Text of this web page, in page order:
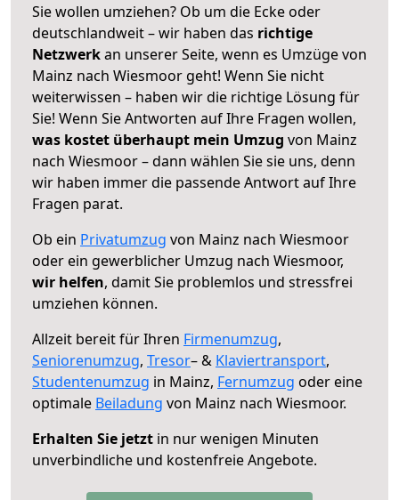
Sie wollen umziehen? Ob um die Ecke oder
deutschlandweit – wir haben das richtige
Netzwerkan unserer Seite, wenn es Umzüge von
Mainz nach Wiesmoor geht! Wenn Sie nicht
weiterwissen – haben wir die richtige Lösung für
Sie! Wenn Sie Antworten auf Ihre Fragen wollen,
was kostet überhaupt mein Umzug von Mainz
nach Wiesmoor – dann wählen Sie sie uns, denn
wir haben immer die passende Antwort auf Ihre
Fragen parat.
Ob ein Privatumzug von Mainz nach Wiesmoor
oder ein gewerblicher Umzug nach Wiesmoor,
wir helfen, damit Sie problemlos und stressfrei
umziehen können.
Allzeit bereit für Ihren Firmenumzug,
Seniorenumzug, Tresor– & Klaviertransport,
Studentenumzug in Mainz, Fernumzug oder eine
optimale Beiladung von Mainz nach Wiesmoor.
Erhalten Sie jetzt in nur wenigen Minuten
unverbindliche und kostenfreie Angebote.